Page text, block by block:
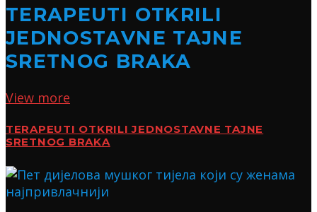
TERAPEUTI OTKRILI
JEDNOSTAVNE TAJNE
SRETNOG BRAKA
View more
TERAPEUTI OTKRILI JEDNOSTAVNE TAJNE
SRETNOG BRAKA